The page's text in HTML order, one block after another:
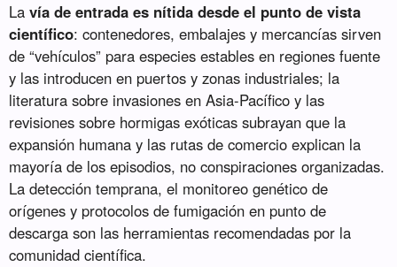
Lavía de entrada es nítida desde el punto de vista
científico: contenedores, embalajes y mercancías sirven
de “vehículos” para especies estables en regiones fuente
y las introducen en puertos y zonas industriales; la
literatura sobre invasiones en Asia-Pacífico y las
revisiones sobre hormigas exóticas subrayan que la
expansión humana y las rutas de comercio explican la
mayoría de los episodios, no conspiraciones organizadas.
La detección temprana, el monitoreo genético de
orígenes y protocolos de fumigación en punto de
descarga son las herramientas recomendadas por la
comunidad científica.